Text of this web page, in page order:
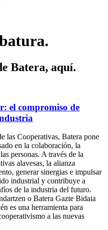
Batera, aquí.
el compromiso de
las Cooperativas, Batera pone
en la colaboración, la
personas. A través de la
alavesas, la alianza
generar sinergias e impulsar
industrial y contribuye a
de la industria del futuro.
o Batera Gazte Bidaia
es una herramienta para
a las nuevas